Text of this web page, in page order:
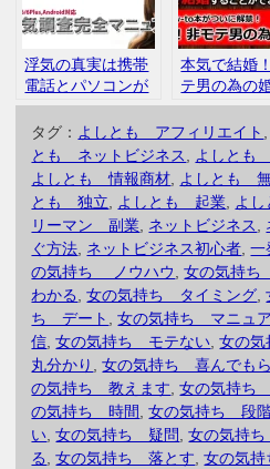
浮気の真実は携帯
電話とパソコンが
教えてくれる！
IT浮気調査完全マ
ニュアル 評判 口
コミ
本気で結婚
テ男の為の
ニュアル
とみ 評判
ミ
タグ： よしとも アフィリエイト ,
とも ネットビジネス, よしとも
よしとも 情報商材, よしとも
とも 独立, よしとも 起業, よし
リーマン 副業, ネットビジネス,
ぐ方法, ネットビジネス初心者,一
の気持ち ノウハウ,女の気持
わかる,女の気持ち タイミング,
ち デート ,女の気持ち マニュ
信,女の気持ち モテない,女の
丸分かり ,女の気持ち 喜んでも
の気持ち 教えます,女の気持ち
の気持ち 時間,女の気持ち 段
い,女の気持ち 疑問,女の気持
る,女の気持ち 落とす,女の気